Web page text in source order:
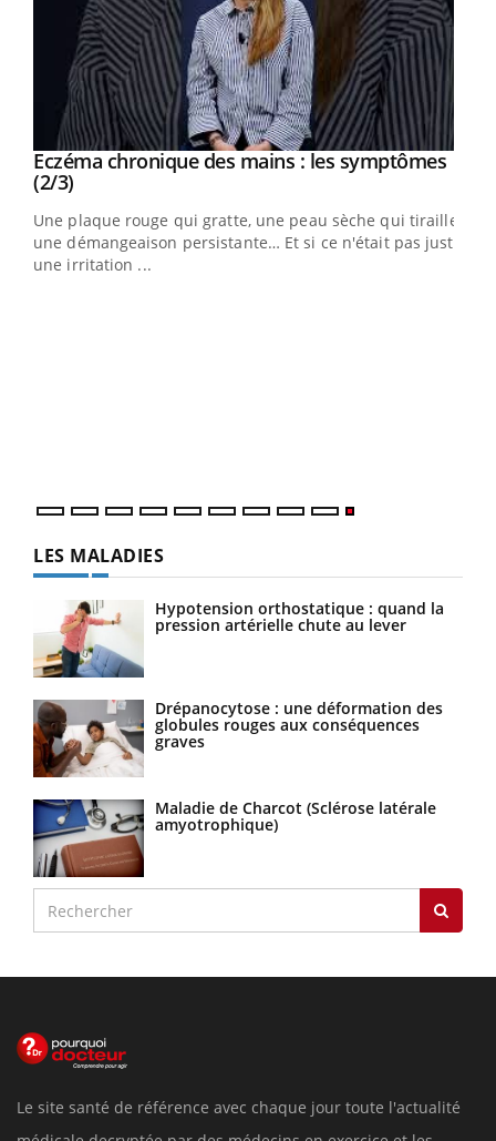
Youtube
Eczéma chronique des mains : les symptômes
(2/3)Youtube
Une plaque rouge qui gratte, une peau sèche qui tiraille,
une démangeaison persistante… Et si ce n'était pas juste
une irritation ...
LES MALADIES
Hypotension orthostatique : quand la
pression artérielle chute au lever
Drépanocytose : une déformation des
globules rouges aux conséquences
graves
Maladie de Charcot (Sclérose latérale
amyotrophique)
Le site santé de référence avec chaque jour toute l'actualité